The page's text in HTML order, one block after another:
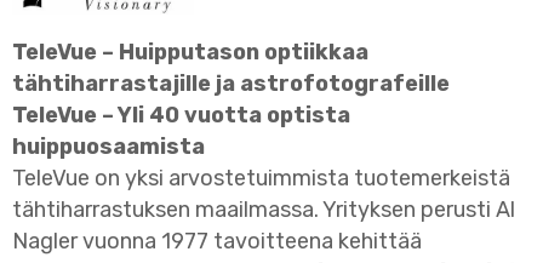
TeleVue – Huipputason optiikkaa
tähtiharrastajille ja astrofotografeille
TeleVue – Yli 40 vuotta optista
huippuosaamista
TeleVue on yksi arvostetuimmista tuotemerkeistä
tähtiharrastuksen maailmassa. Yrityksen perusti Al
Nagler vuonna 1977 tavoitteena kehittää